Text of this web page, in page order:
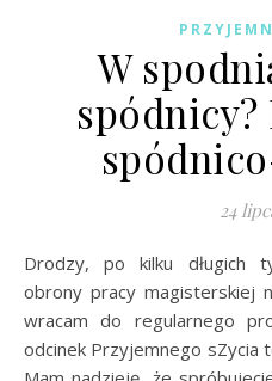
W
24
Drodzy, po kilku długich tygodniach przygotowań do
obrony pracy magisterskiej
wracam do regularnego
odcinek Przyjemnego sZycia